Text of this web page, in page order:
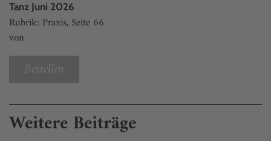
Tanz Juni 2026
Rubrik: Praxis, Seite 66
von
Bestellen
Weitere Beiträge